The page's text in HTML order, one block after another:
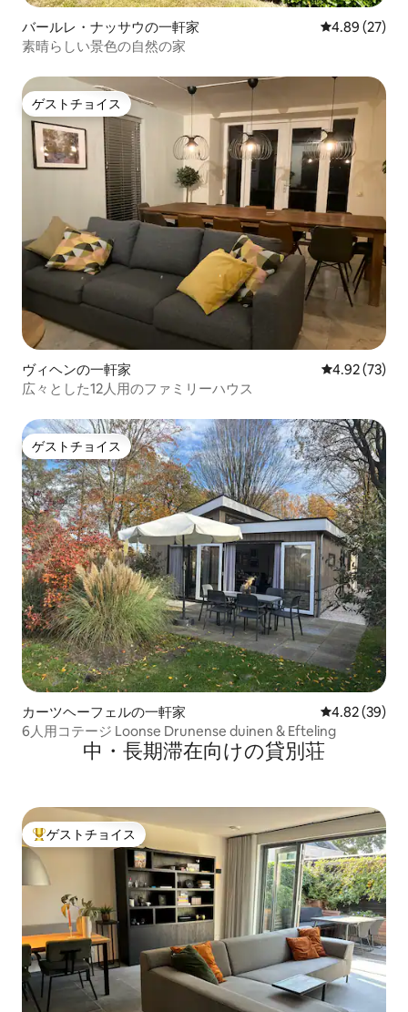
バールレ・ナッサウの一軒家 レビュー27
4.89 (27)
素晴らしい景色の自然の家
ゲストチョイス
ゲストチョイス
ヴィヘンの一軒家 レビュー73
4.92 (73)
広々とした12人用のファミリーハウス
ゲストチョイス
ゲストチョイス
カーツヘーフェルの一軒家 レビュー39
4.82 (39)
6人用コテージ Loonse Drunense duinen & Efteling
中・長期滞在向けの貸別荘
大好評のゲストチョイスです。
ゲストチョイス